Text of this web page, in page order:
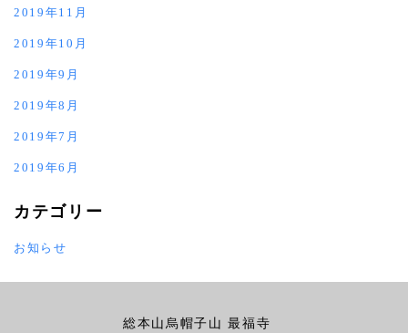
2019年11月
2019年10月
2019年9月
2019年8月
2019年7月
2019年6月
カテゴリー
お知らせ
総本山烏帽子山 最福寺